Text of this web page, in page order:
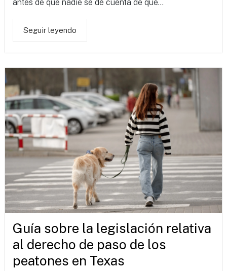
antes de que nadie se dé cuenta de que...
Seguir leyendo
Guía sobre la legislación relativa
al derecho de paso de los
peatones en Texas